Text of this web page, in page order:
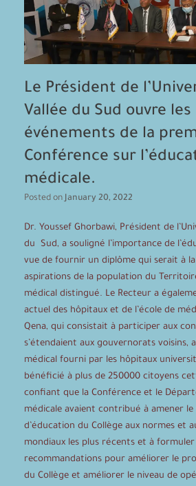
Le Président de
Vallée du Sud ouvre les
événements de la
Conférence sur
médicale.
Posted onJanuary 20, 2022
Dr. Youssef Ghorbawi, Président de
du Sud, a souligné l’importance de
vue de fournir un diplôme qui serait à
aspirations de la population du
médical distingué. Le Recteur a
actuel des hôpitaux et de l’école de
Qena, qui consistait à participer aux
s’étendaient aux gouvernorats voisins,
médical fourni par les hôpitaux
bénéficié à plus de 250000 citoyens
confiant que la Conférence et le
médicale avaient contribué à amener le
d’éducation du Collège aux normes et
mondiaux les plus récents et à formuler
recommandations pour améliorer le
du Collège et améliorer le niveau de